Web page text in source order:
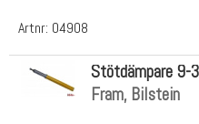
Artnr: 04908
Stötdämpare 9-
Fram, Bilstein